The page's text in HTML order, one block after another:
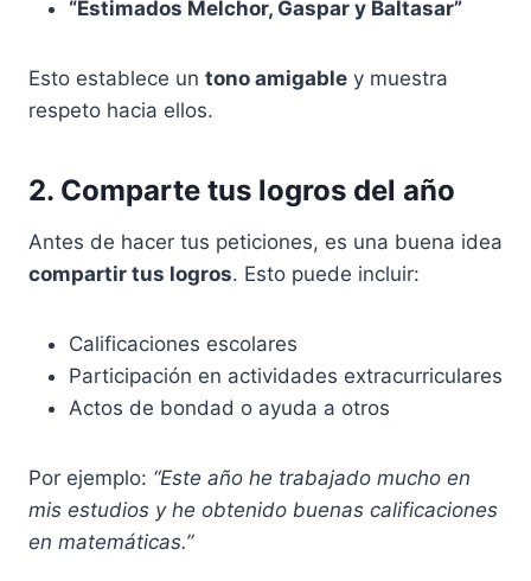
“Estimados Melchor, Gaspar y Baltasar”
Esto establece un tono amigable y muestra
respeto hacia ellos.
2. Comparte tus logros del año
Antes de hacer tus peticiones, es una buena idea
compartir tus logros. Esto puede incluir:
Calificaciones escolares
Participación en actividades extracurriculares
Actos de bondad o ayuda a otros
Por ejemplo: “Este año he trabajado mucho en
mis estudios y he obtenido buenas calificaciones
en matemáticas.”